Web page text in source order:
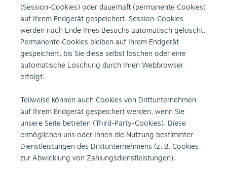
(Session-Cookies) oder dauerhaft (permanente Cookies)
auf Ihrem Endgerät gespeichert. Session-Cookies
werden nach Ende Ihres Besuchs automatisch gelöscht.
Permanente Cookies bleiben auf Ihrem Endgerät
gespeichert, bis Sie diese selbst löschen oder eine
automatische Löschung durch Ihren Webbrowser
erfolgt.
Teilweise können auch Cookies von Drittunternehmen
auf Ihrem Endgerät gespeichert werden, wenn Sie
unsere Seite betreten (Third-Party-Cookies). Diese
ermöglichen uns oder Ihnen die Nutzung bestimmter
Dienstleistungen des Drittunternehmens (z. B. Cookies
zur Abwicklung von Zahlungsdienstleistungen).